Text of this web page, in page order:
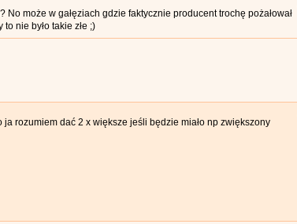
może w gałęziach gdzie faktycznie producent trochę pożałował
nie było takie złe ;)
rozumiem dać 2 x większe jeśli będzie miało np zwiększony